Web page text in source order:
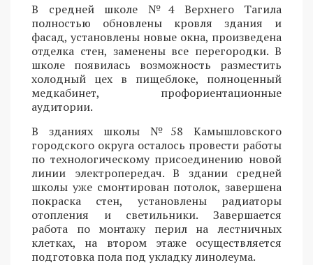
В средней школе №4 Верхнего Тагила
полностью обновлены кровля здания и
фасад, установлены новые окна, произведена
отделка стен, заменены все перегородки. В
школе появилась возможность разместить
холодный цех в пищеблоке, полноценный
медкабинет, профориентационные
аудитории.
В зданиях школы №58 Камышловского
городского округа осталось провести работы
по технологическому присоединению новой
линии электропередач. В здании средней
школы уже смонтирован потолок, завершена
покраска стен, установлены радиаторы
отопления и светильники. Завершается
работа по монтажу перил на лестничных
клетках, на втором этаже осуществляется
подготовка пола под укладку линолеума.